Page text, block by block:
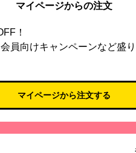
マイページからの注文
！
員向けキャンペーンなど盛り
マイページから注文する